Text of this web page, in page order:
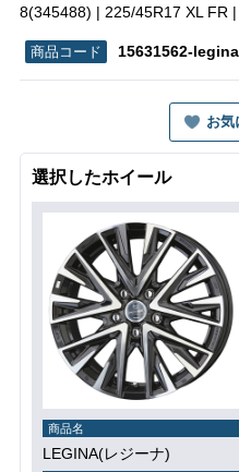
8(345488) | 225/45R17 XL FR
15631562-
お気
選択したホイール
商品名
LEGINA(レジーナ)